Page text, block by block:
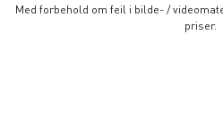
Med forbehold om feil i bilde- /
priser.